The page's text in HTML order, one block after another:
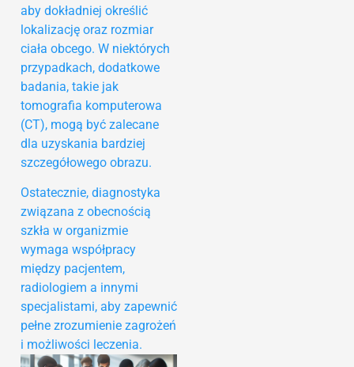
aby dokładniej określić
lokalizację oraz rozmiar
ciała obcego. W niektórych
przypadkach, dodatkowe
badania, takie jak
tomografia komputerowa
(CT), mogą być zalecane
dla uzyskania bardziej
szczegółowego obrazu.
Ostatecznie, diagnostyka
związana z obecnością
szkła w organizmie
wymaga współpracy
między pacjentem,
radiologiem a innymi
specjalistami, aby zapewnić
pełne zrozumienie zagrożeń
i możliwości leczenia.